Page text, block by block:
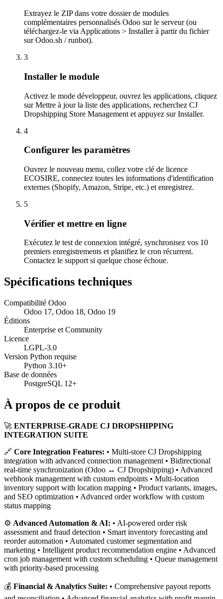
Extrayez le ZIP dans votre dossier de modules
complémentaires personnalisés Odoo sur le serveur (ou
téléchargez-le via Applications > Installer à partir du fichier
sur Odoo.sh / runbot).
3
Installer le module
Activez le mode développeur, ouvrez les applications, cliquez
sur Mettre à jour la liste des applications, recherchez CJ
Dropshipping Store Management et appuyez sur Installer.
4
Configurer les paramètres
Ouvrez le nouveau menu, collez votre clé de licence
ECOSIRE, connectez toutes les informations d'identification
externes (Shopify, Amazon, Stripe, etc.) et enregistrez.
5
Vérifier et mettre en ligne
Exécutez le test de connexion intégré, synchronisez vos 10
premiers enregistrements et planifiez le cron récurrent.
Contactez le support si quelque chose échoue.
Spécifications techniques
Compatibilité Odoo
Odoo 17, Odoo 18, Odoo 19
Éditions
Enterprise et Community
Licence
LGPL-3.0
Version Python requise
Python 3.10+
Base de données
PostgreSQL 12+
À propos de ce produit
🚀 ENTERPRISE-GRADE CJ DROPSHIPPING
INTEGRATION SUITE
🔗 Core Integration Features: • Multi-store CJ Dropshipping
integration with advanced connection management • Bidirectional
real-time synchronization (Odoo ↔ CJ Dropshipping) • Advanced
webhook management with custom endpoints • Multi-location
inventory support with location mapping • Product variants, images,
and SEO optimization • Advanced order workflow with custom
status mapping
⚙️ Advanced Automation & AI: • AI-powered order risk
assessment and fraud detection • Smart inventory forecasting and
reorder automation • Automated customer segmentation and
marketing • Intelligent product recommendation engine • Advanced
cron job management with custom scheduling • Queue management
with priority-based processing
💰 Financial & Analytics Suite: • Comprehensive payout reports